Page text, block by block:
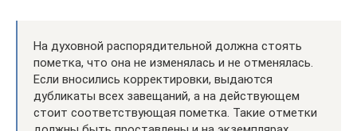
На духовной распорядительной должна стоять
пометка, что она не изменялась и не отменялась.
Если вносились корректировки, выдаются
дубликаты всех завещаний, а на действующем
стоит соответствующая пометка. Такие отметки